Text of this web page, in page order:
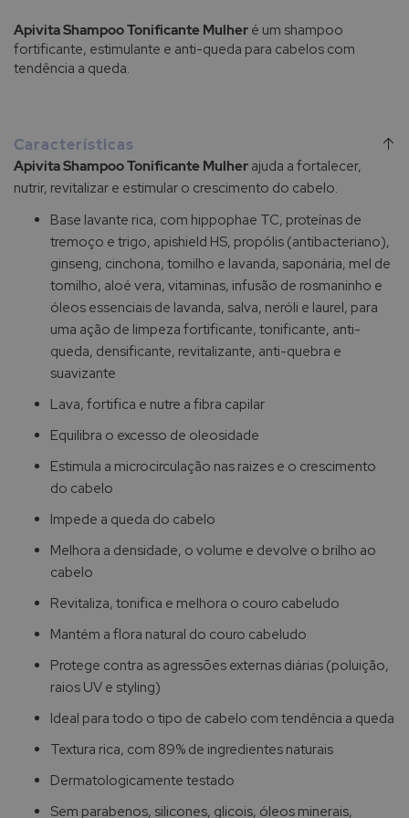
Apivita Shampoo Tonificante Mulher é um shampoo
fortificante, estimulante e anti-queda para cabelos com
tendência a queda.
Características
Apivita Shampoo Tonificante Mulher ajuda a fortalecer,
nutrir, revitalizar e estimular o crescimento do cabelo.
Base lavante rica, com hippophae TC, proteínas de
tremoço e trigo, apishield HS, propólis (antibacteriano),
ginseng, cinchona, tomilho e lavanda, saponária, mel de
tomilho, aloé vera, vitaminas, infusão de rosmaninho e
óleos essenciais de lavanda, salva, neróli e laurel, para
uma ação de limpeza fortificante, tonificante, anti-
queda, densificante, revitalizante, anti-quebra e
suavizante
Lava, fortifica e nutre a fibra capilar
Equilibra o excesso de oleosidade
Estimula a microcirculação nas raizes e o crescimento
do cabelo
Impede a queda do cabelo
Melhora a densidade, o volume e devolve o brilho ao
cabelo
Revitaliza, tonifica e melhora o couro cabeludo
Mantém a flora natural do couro cabeludo
Protege contra as agressões externas diárias (poluição,
raios UV e styling)
Ideal para todo o tipo de cabelo com tendência a queda
Textura rica, com 89% de ingredientes naturais
Dermatologicamente testado
Sem parabenos, silicones, glicois, óleos minerais,